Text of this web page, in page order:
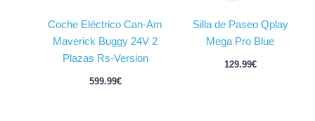
Coche Eléctrico Can-Am
Maverick Buggy 24V 2
Plazas Rs-Version
599.99€
Silla de Paseo Qplay
Mega Pro Blue
129.99€